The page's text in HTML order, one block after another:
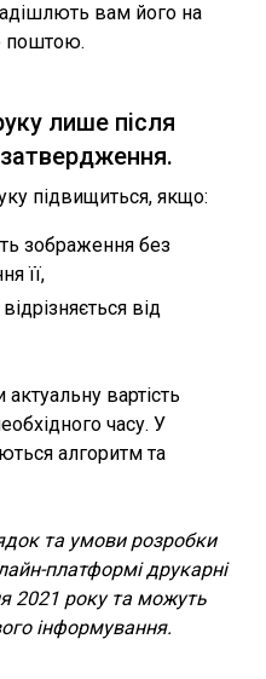
вам його на
поштою.
лише після
підвищиться, якщо:
зображення без
її,
від
вартість
часу. У
алгоритм та
та умови розробки
платформі друкарні
2021 року та можуть
інформування.